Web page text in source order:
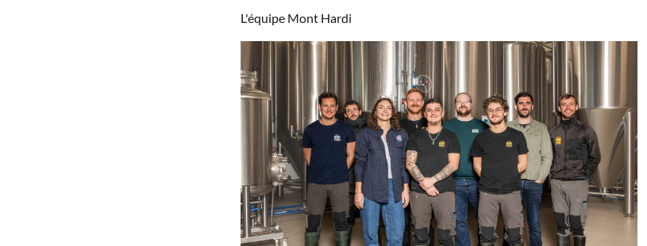
L'équipe Mont Hardi